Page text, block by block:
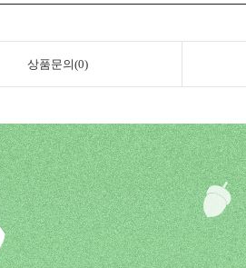
상품문의(0)